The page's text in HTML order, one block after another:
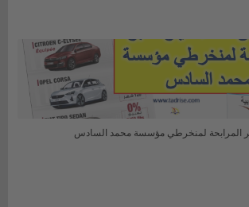
المرابحة لمنخرطي مؤسسة محمد السادس